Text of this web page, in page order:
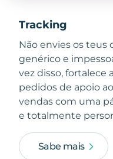
Tracking
Não envies os teus
genérico e
vez disso, fortalece
pedidos de apoio
vendas com uma
e totalmente
Sabe mais